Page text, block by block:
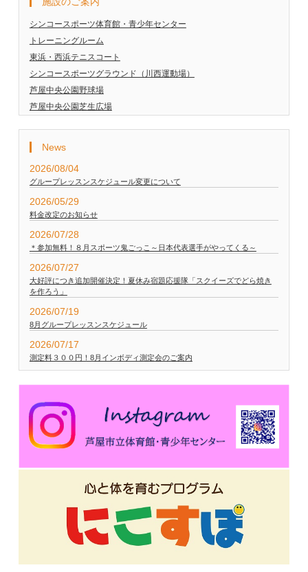
シンコースポーツ体育館・青少年センター
トレーニングルーム
東浜・西浜テニスコート
シンコースポーツグラウンド（川西運動場）
芦屋中央公園野球場
芦屋中央公園芝生広場
News
2026/08/04
グループレッスンスケジュール変更について
2026/05/29
料金改定のお知らせ
2026/07/28
＊参加無料！８月スポーツ鬼ごっこ～日本代表選手がやってくる～
2026/07/27
大好評につき追加開催決定！夏休み宿題応援隊「スクイーズでどら焼き
を作ろう」
2026/07/19
8月グループレッスンスケジュール
2026/07/17
測定料３００円！8月インボディ測定会のご案内